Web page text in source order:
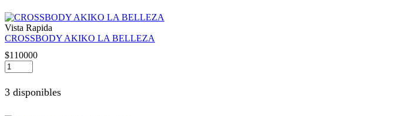
Vista Rapida
CROSSBODY AKIKO LA BELLEZA
$110000
CROSSBODY
AKIKO
LA
BELLEZA
3 disponibles